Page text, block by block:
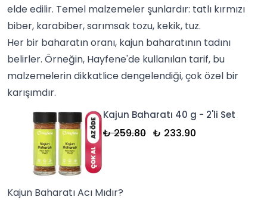
elde edilir. Temel malzemeler şunlardır: tatlı kırmızı
biber, karabiber, sarımsak tozu, kekik, tuz.
Her bir baharatın oranı, kajun baharatının tadını
belirler. Örneğin, Hayfene'de kullanılan tarif, bu
malzemelerin dikkatlice dengelendiği, çok özel bir
karışımdır.
Kajun Baharatı 40 g - 2'li Set
₺ 259.80 ₺ 233.90
Kajun Baharatı Acı Mıdır?